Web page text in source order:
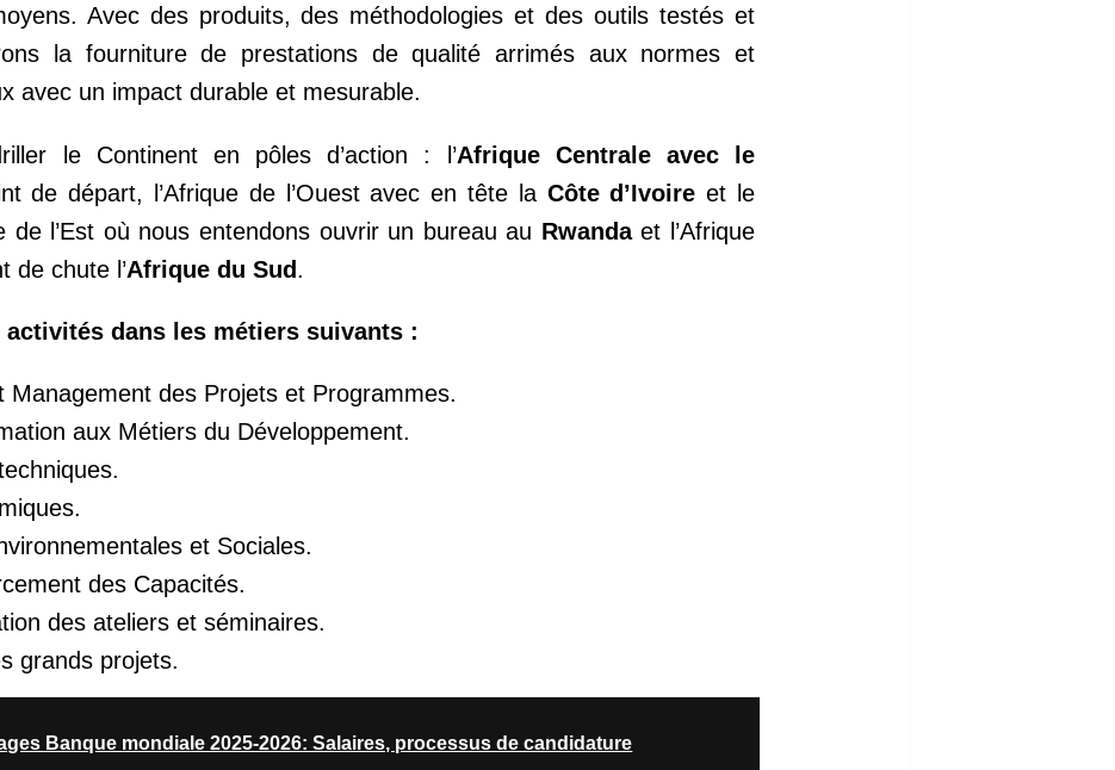
Avec des produits, des méthodologies et des outils testés et
la fourniture de prestations de qualité arrimés aux normes et
avec un impact durable et mesurable.
le Continent en pôles d’action : l’Afrique Centrale avec le
de départ, l’Afrique de l’Ouest avec en tête la Côte d’Ivoire et le
de l’Est où nous entendons ouvrir un bureau au Rwandaet l’Afrique
de chute l’Afrique du Sud.
activités dans les métiers suivants :
Management des Projets et Programmes.
aux Métiers du Développement.
et Sociales.
des Capacités.
des ateliers et séminaires.
grands projets.
Banque mondiale 2025-2026: Salaires, processus de candidature